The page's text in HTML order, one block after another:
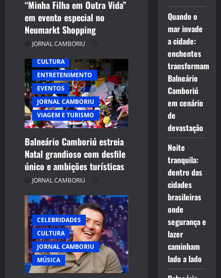
o
n
“Minha Filha em Outra Vida”
em evento especial no
Neumarkt Shopping
JORNAL CAMBORIU
CULTURA
ENTRETENIMENTO
EVENTOS
JORNAL CAMBORIU
VIAGEM E TURISMO
Balneário Camboriú estreia
Natal grandioso com desfile
único e ambições turísticas
JORNAL CAMBORIU
CELEBRIDADES
CULTURA
JORNAL CAMBORIU
MÚSICA
Quando o
mar invade
a cidade:
enchentes
transformam
Balneário
Camboriú
em cenário
de
devastação
Noite
tranquila:
dentro das
cidades
brasileiras
onde
segurança e
lazer
caminham
lado a lado